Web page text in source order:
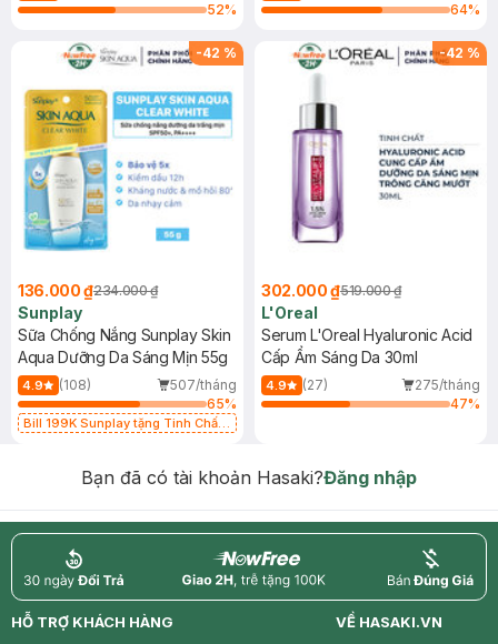
52%
64%
-42 %
136.000 ₫234.000 ₫
Sunplay
Sữa Chống Nắng Sunplay Skin
Aqua Dưỡng Da Sáng Mịn 55g
4.9 (108)
507/tháng
65%
Bill 199K Sunplay tặng Tinh Chất
-42 %
302.000 ₫519.000 ₫
L'Oreal
Serum L'Oreal Hyaluronic Acid
Cấp Ẩm Sáng Da 30ml
4.9 (27)
275/tháng
47%
Bạn đã có tài khoản Hasaki?Đăng nhập
return nowfree price
HỖ TRỢ KHÁCH HÀNG
VỀ HASAKI.VN